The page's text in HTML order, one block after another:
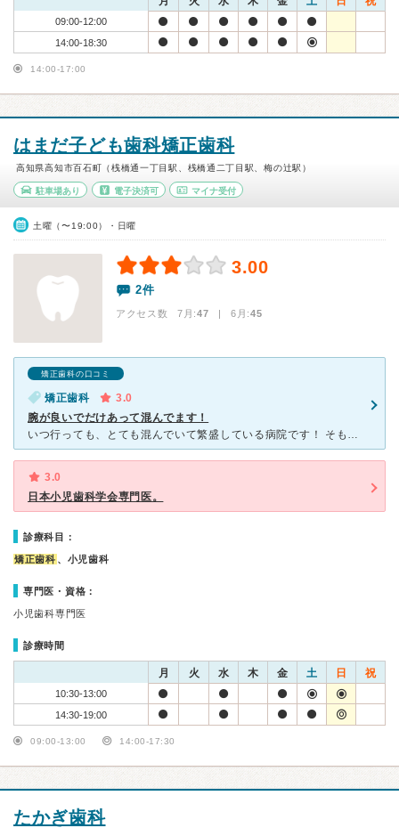
09:00-12:00
14:00-18:30
14:00-17:00
はまだ子ども歯科矯正歯科
高知県高知市百石町（桟橋通一丁目駅、桟橋通二丁目駅、梅の辻駅）
駐車場あり 電子決済可 マイナ受付
土曜（〜19:00）・日曜
3.00
2件
アクセス数 7月:47 | 6月:45
矯正歯科の口コミ
矯正歯科
3.0
腕が良いでだけあって混んでます！
いつ行っても、とても混んでいて繁盛している病院です！ そもそも「予防」ということに力を入れてくださっていて、腕も確か。かなり頼りがいのある先生です！ ただ、しっかり言うことは言うので。 子供
3.0
日本小児歯科学会専門医。
診療科目：
矯正歯科 、小児歯科
専門医・資格：
小児歯科専門医
診療時間
月 火 水 木 金 土 日 祝
10:30-13:00
14:30-19:00
09:00-13:00 14:00-17:30
たかぎ歯科